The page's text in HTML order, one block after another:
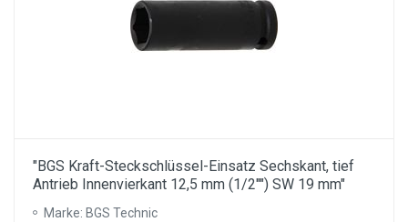
"BGS Kraft-Steckschlüssel-Einsatz Sechskant, tief
Antrieb Innenvierkant 12,5 mm (1/2"") SW 19 mm"
Marke: BGS Technic